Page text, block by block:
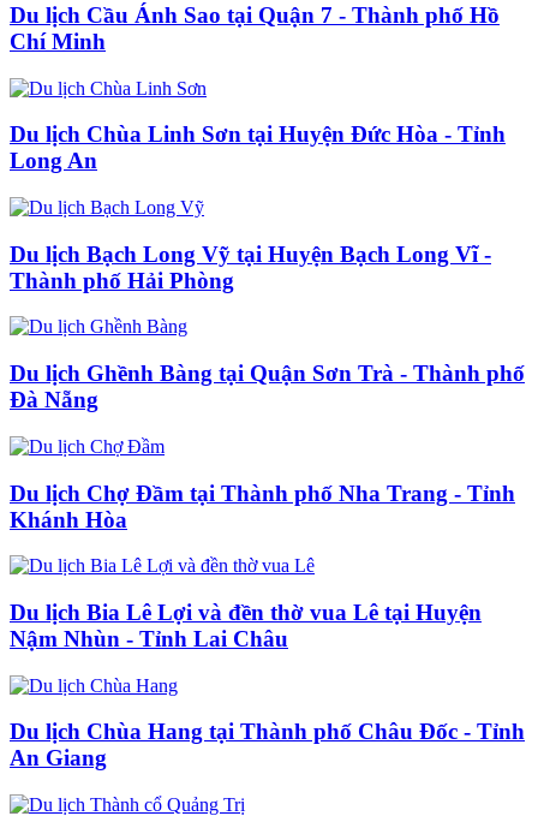
Du lịch Cầu Ánh Sao tại Quận 7 - Thành phố Hồ
Chí Minh
Du lịch Chùa Linh Sơn tại Huyện Đức Hòa - Tỉnh
Long An
Du lịch Bạch Long Vỹ tại Huyện Bạch Long Vĩ -
Thành phố Hải Phòng
Du lịch Ghềnh Bàng tại Quận Sơn Trà - Thành phố
Đà Nẵng
Du lịch Chợ Đầm tại Thành phố Nha Trang - Tỉnh
Khánh Hòa
Du lịch Bia Lê Lợi và đền thờ vua Lê tại Huyện
Nậm Nhùn - Tỉnh Lai Châu
Du lịch Chùa Hang tại Thành phố Châu Đốc - Tỉnh
An Giang